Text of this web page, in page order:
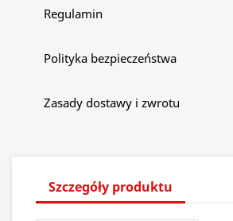
Regulamin
Polityka bezpieczeństwa
Zasady dostawy i zwrotu
Szczegóły produktu